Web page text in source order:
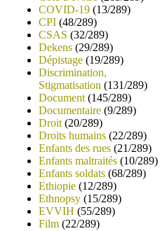
COVID-19 (13/289)
CPI (48/289)
CSAS (32/289)
Dekens (29/289)
Dépistage (19/289)
Discrimination,
Stigmatisation (131/289)
Document (145/289)
Documentaire (9/289)
Droit (20/289)
Droits humains (22/289)
Enfants des rues (21/289)
Enfants maltraités (10/289)
Enfants soldats (68/289)
Ethiopie (12/289)
Ethnopsy (15/289)
EVVIH (55/289)
Film (22/289)